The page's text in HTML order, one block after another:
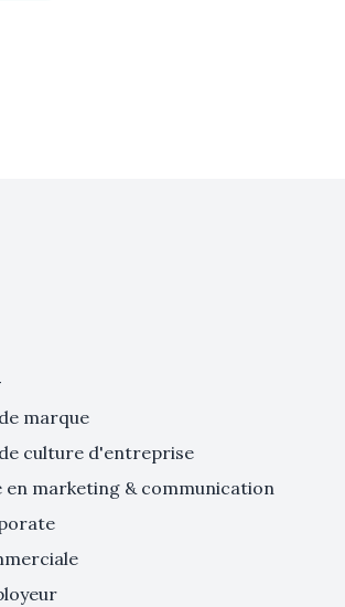
marque
de culture d'entreprise
en marketing & communication